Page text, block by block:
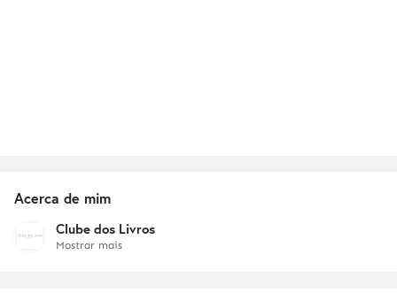
Acerca de mim
Clube dos Livros
Mostrar mais